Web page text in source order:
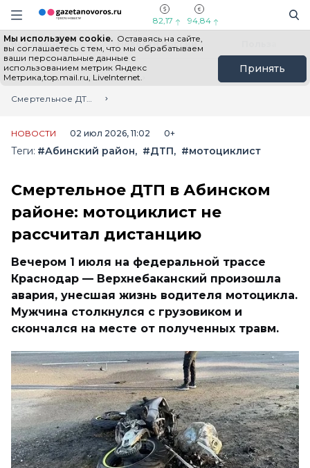
Информационный портал "ГазетаНоворос.ру"
Навигация сайта
82,17 94,84
Мы используем cookie. Оставаясь на сайте,
вы соглашаетесь с тем, что мы обрабатываем
ваши персональные данные с
использованием метрик Яндекс
Метрика,top.mail.ru, LiveInternet.
Принять
Все новости Новости России
Главная
Лента новостей
Смертельное ДТП в Абинском районе: мотоциклист не рассчитал дистанцию
НОВОСТИ 02 июл 2026, 11:02 0+
Теги: #Абинский район #ДТП #мотоциклист
Смертельное ДТП в Абинском
районе: мотоциклист не
рассчитал дистанцию
Вечером 1 июля на федеральной трассе
Краснодар — Верхнебаканский произошла
авария, унесшая жизнь водителя мотоцикла.
Мужчина столкнулся с грузовиком и
скончался на месте от полученных травм.